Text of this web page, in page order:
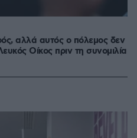
αλλά αυτός ο πόλεμος δεν
Οίκος πριν τη συνομιλία